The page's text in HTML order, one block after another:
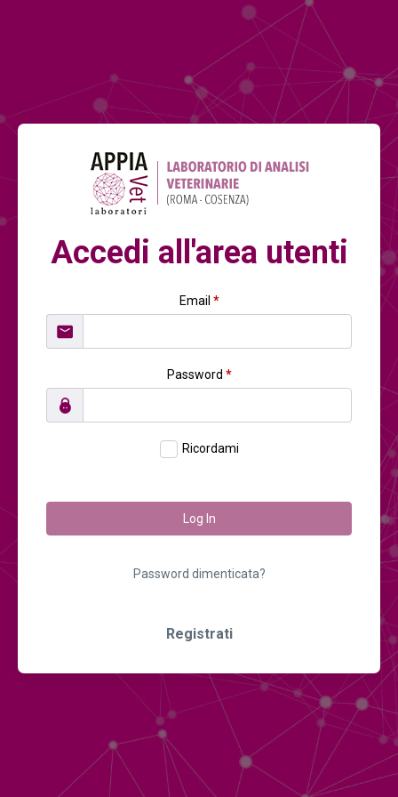
Accedi all'area utenti
Email *
Password *
Ricordami
Log In
Password dimenticata?
Registrati